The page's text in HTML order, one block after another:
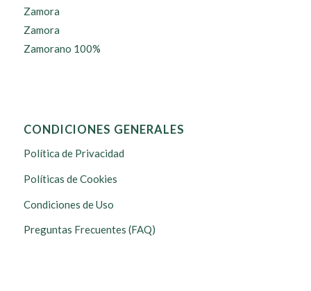
Zamora
Zamora
Zamorano 100%
CONDICIONES GENERALES
Política de Privacidad
Políticas de Cookies
Condiciones de Uso
Preguntas Frecuentes (FAQ)